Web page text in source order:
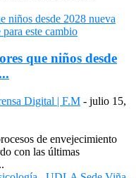
que niños desde
Digital | F.M - julio 15,
de envejecimiento
con las últimas